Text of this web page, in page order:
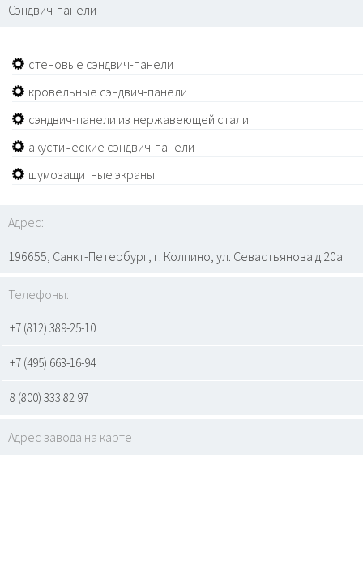
Сэндвич-панели
стеновые сэндвич-панели
кровельные сэндвич-панели
сэндвич-панели из нержавеющей стали
акустические сэндвич-панели
шумозащитные экраны
Адрес:
196655, Санкт-Петербург, г. Колпино, ул. Севастьянова д.20а
Телефоны:
+7 (812) 389-25-10
+7 (495) 663-16-94
8 (800) 333 82 97
Адрес завода на карте